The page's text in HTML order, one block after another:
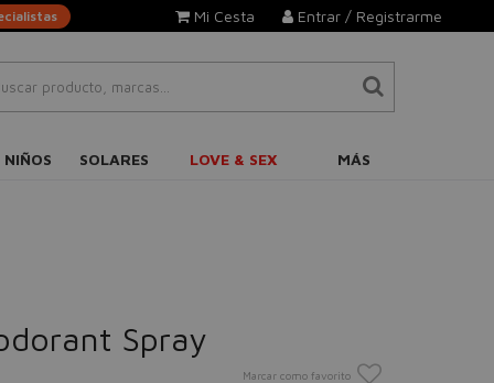
Entrar / Registrarme
Mi Cesta
NIÑOS SOLARES LOVE & SEX MÁS
Spray
Marcar como favorito